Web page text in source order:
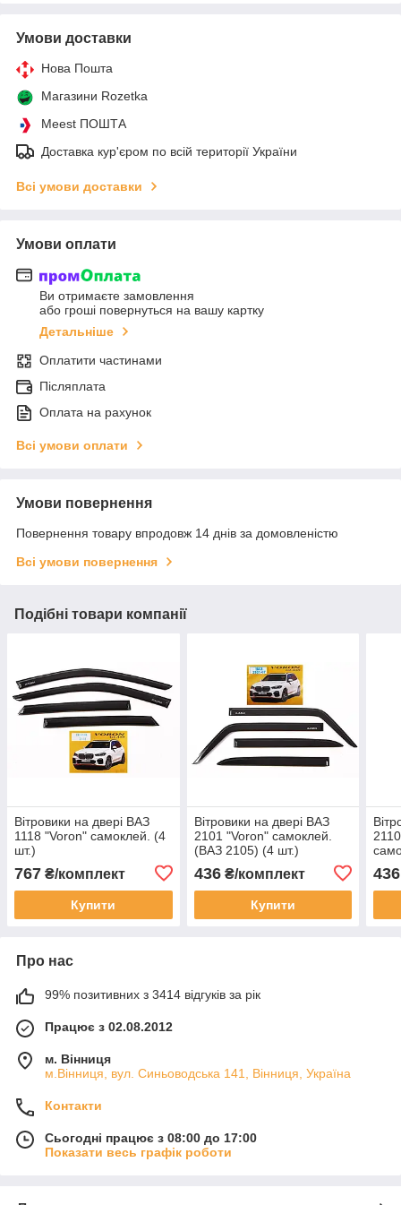
Умови доставки
Нова Пошта
Магазини Rozetka
Meest ПОШТА
Доставка кур'єром по всій території України
Всі умови доставки
Умови оплати
Ви отримаєте замовлення
або гроші повернуться на вашу картку
Детальніше
Оплатити частинами
Післяплата
Оплата на рахунок
Всі умови оплати
Умови повернення
Повернення товару впродовж 14 днів за домовленістю
Всі умови повернення
Подібні товари компанії
Вітровики на двері ВАЗ
1118 "Voron" самоклей. (4
шт.)
767 ₴/комплект
Купити
Вітровики на двері ВАЗ
2101 "Voron" самоклей.
(ВАЗ 2105) (4 шт.)
436₴/комплект
Купити
436
Про нас
99% позитивних з 3414 відгуків за рік
Працює з 02.08.2012
м. Вінниця
м.Вінниця, вул. Синьоводська 141, Вінниця, Україна
Контакти
Сьогодні працює з 08:00 до 17:00
Показати весь графік роботи